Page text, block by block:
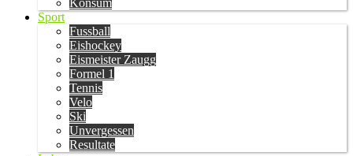
Konsum
Sport
Fussball
Eishockey
Eismeister Zaugg
Formel 1
Tennis
Velo
Ski
Unvergessen
Resultate